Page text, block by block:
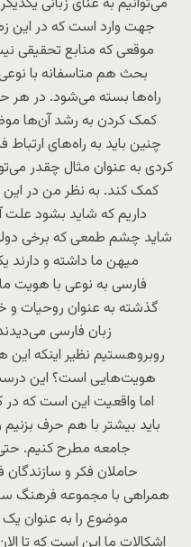
جهت وارد است که در این
موقعی که منابع تحقیقی
بحث هم متاسفانه با
راه‌ها بسته می‌شود. در هر
کمک کردن به رشد آن‌ها
چنین باید به راه‌های
کردی به عنوان مثال چقدر
کمک کند. به نظر من در این
داریم که شاید بشود
شاید چشم طمعی که برخی
میهن ما داشته و دارند
فارسی به نوعی با هویت
گذشته به عنوان روحیات و
زبان فارسی
روبروهستیم نظیر اینکه
هویت‌هایی است؟ این
اما واقعیت این است که
باید بیشتر با هم حرف
جامعه مطرح کنیم.
حاملان فکر و سازندگان
همراهی با مجموعه فرهنگ
موضوع را به عنوان